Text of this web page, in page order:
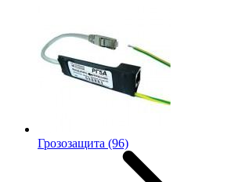
Грозозащита (96)